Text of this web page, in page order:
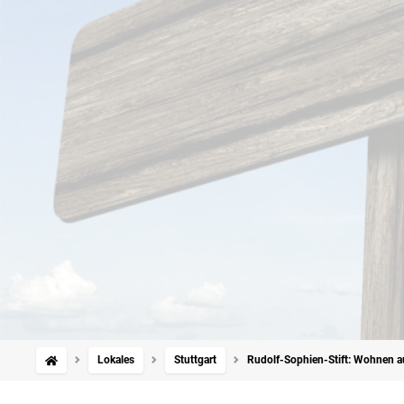
Lokales Stuttgart Rudolf-Sophien-Stift: Wohnen